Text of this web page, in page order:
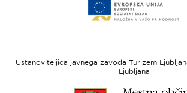
do
spletne
sklad
Ustanoviteljica javnega zavoda Turizem
Ljubljana